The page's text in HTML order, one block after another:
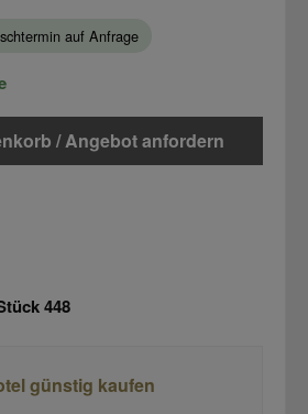
auf Anfrage
ein oder benutze die Schaltflächen um
In den Warenkorb / Angebot anfordern
448
günstig kaufen